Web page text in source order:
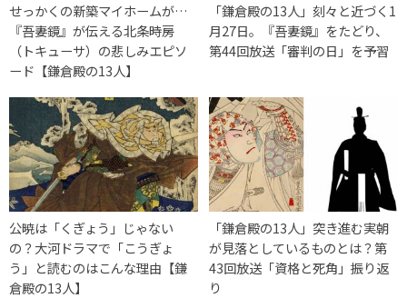
せっかくの新築マイホームが…
『吾妻鏡』が伝える北条時房
（トキューサ）の悲しみエピソ
ード【鎌倉殿の13人】
「鎌倉殿の13人」刻々と近づく1
月27日。『吾妻鏡』をたどり、
第44回放送「審判の日」を予習
公暁は「くぎょう」じゃない
の？大河ドラマで「こうぎょ
う」と読むのはこんな理由【鎌
倉殿の13人】
「鎌倉殿の13人」突き進む実朝
が見落としているものとは？第
43回放送「資格と死角」振り返
り